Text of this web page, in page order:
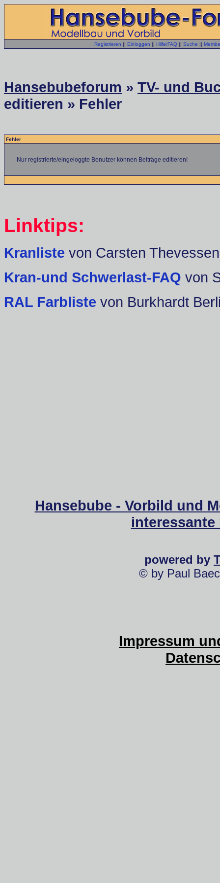
Registrieren || Einloggen || Hilfe/FAQ || Suche ||
Hansebubeforum » TV- und
editieren » Fehler
Fehler
Nur registrierte/eingeloggte Benutzer können Beiträge editieren!
Linktips:
Kranliste von Carsten Thevessen
Kran-und Schwerlast-FAQ von
RAL Farbliste von Burkhardt
Hansebube - Vorbild und
powered by
© by Paul
Impressum